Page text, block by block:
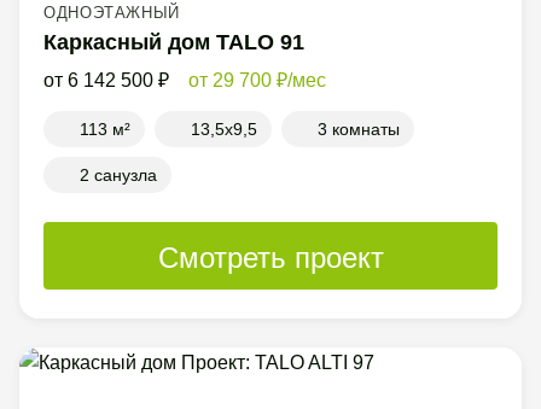
ОДНОЭТАЖНЫЙ
Каркасный дом TALO 91
6 142 500 29 700 /мес
113 м² 13,5x9,5 3 комнаты
2 санузла
Смотреть проект